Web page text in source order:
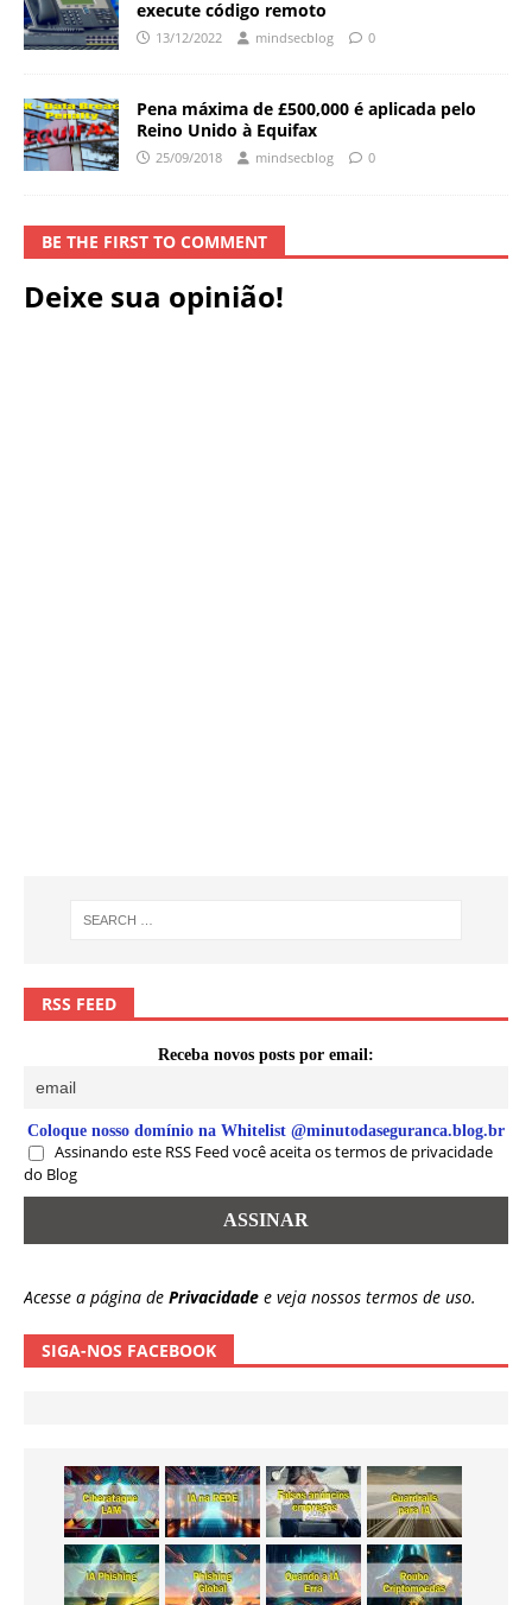
execute código remoto
13/12/2022 mindsecblog 0
Pena máxima de £500,000 é aplicada pelo
Reino Unido à Equifax
25/09/2018 mindsecblog 0
BE THE FIRST TO COMMENT
Deixe sua opinião!
RSS FEED
Receba novos posts por email:
Coloque nosso domínio na Whitelist @minutodaseguranca.blog.br
Assinando este RSS Feed você aceita os termos de privacidade
do Blog
Acesse a página de Privacidade e veja nossos termos de uso.
SIGA-NOS FACEBOOK